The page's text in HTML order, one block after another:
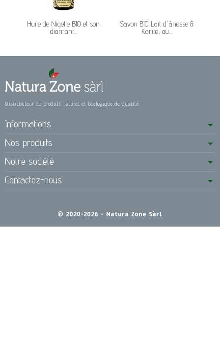
Huile de Nigelle BIO et son
diamant...
Savon BIO Lait d'ânesse &
Karité, au...
Distributeur de produit naturel et biologique de qualité
Informations
Nos produits
Notre société
Contactez-nous
© 2020-2026 - Natura Zone Sàrl